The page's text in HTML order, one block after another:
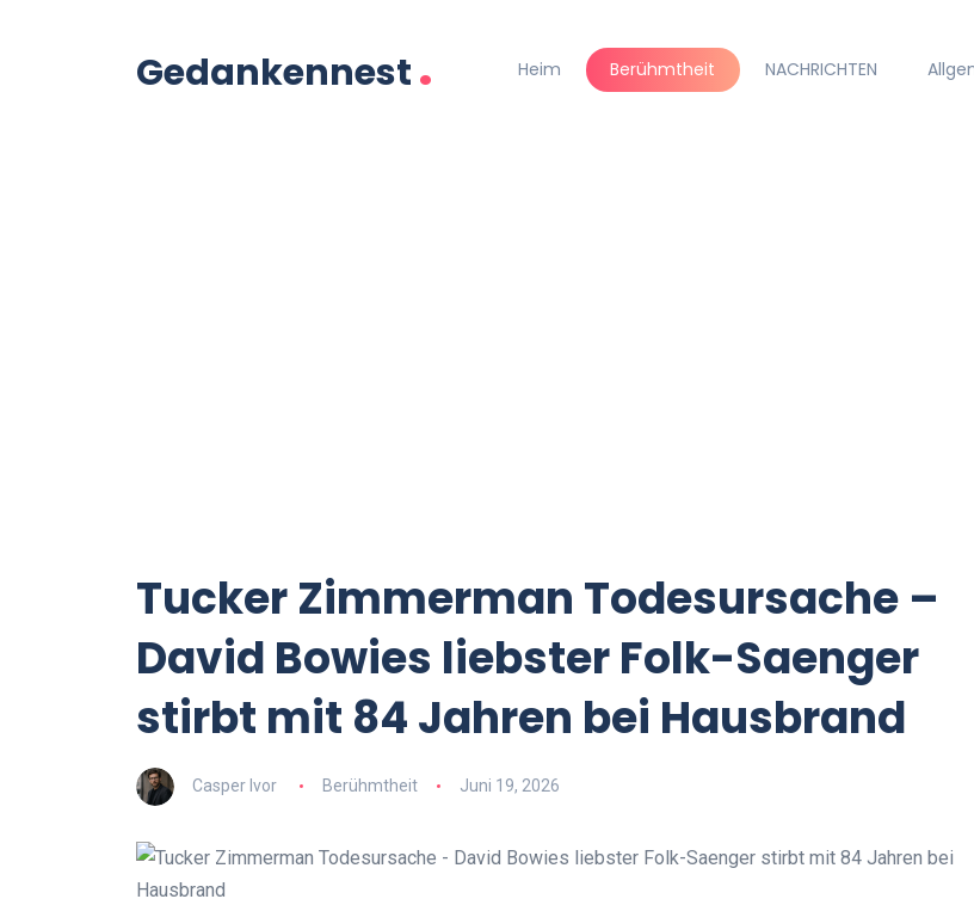
Gedankennest. Heim Berühmtheit NACHRICHTEN
Tucker Zimmerman Todesursache –
David Bowies liebster Folk-Saenger
stirbt mit 84 Jahren bei Hausbrand
Casper Ivor Berühmtheit Juni 19, 2026